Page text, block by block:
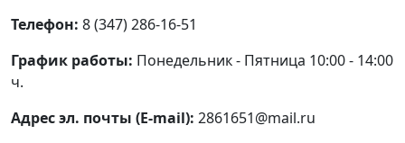
Телефон: 8 (347) 286-16-51
График работы: Понедельник - Пятница 10:00 - 14:00
ч.
Адрес эл. почты (E-mail): 2861651@mail.ru